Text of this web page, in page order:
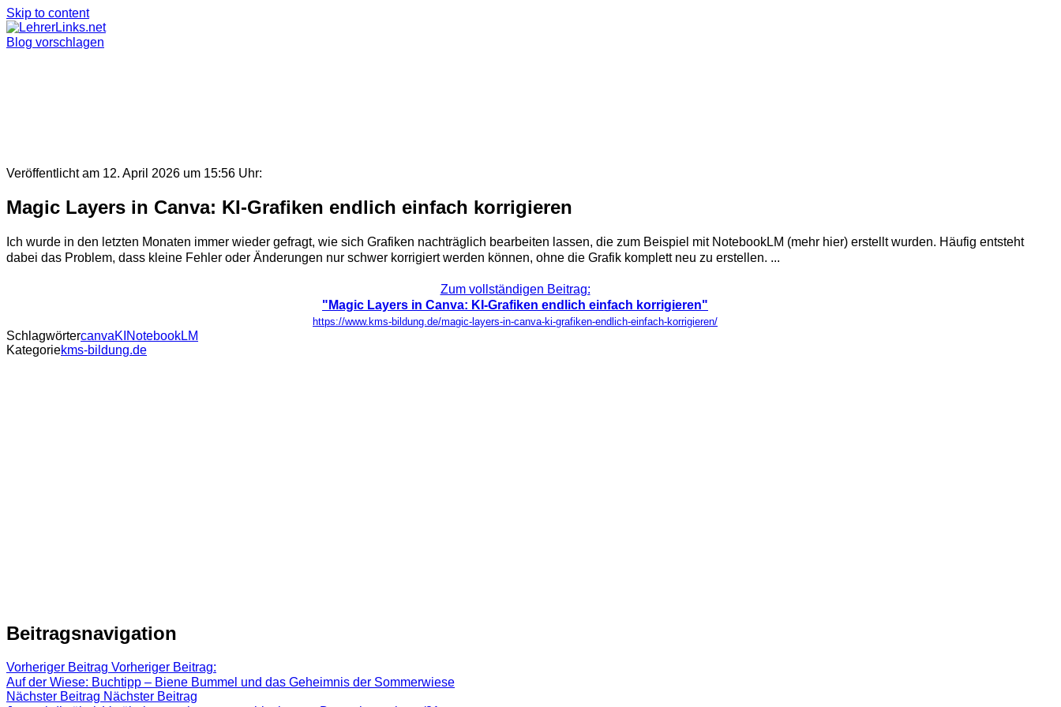
Skip to content
Blog vorschlagen
Veröffentlicht am 12. April 2026 um 15:56 Uhr:
Magic Layers in Canva: KI-Grafiken endlich einfach korrigieren
Ich wurde in den letzten Monaten immer wieder gefragt, wie sich Grafiken nachträglich bearbeiten lassen, die zum Beispiel mit NotebookLM (mehr hier) erstellt wurden. Häufig entsteht
dabei das Problem, dass kleine Fehler oder Änderungen nur schwer korrigiert werden können, ohne die Grafik komplett neu zu erstellen. ...
Zum vollständigen Beitrag:
"Magic Layers in Canva: KI-Grafiken endlich einfach korrigieren"
https://www.kms-bildung.de/magic-layers-in-canva-ki-grafiken-endlich-einfach-korrigieren/
SchlagwörtercanvaKI NotebookLM
Kategoriekms-bildung.de
Beitragsnavigation
Vorheriger Beitrag Vorheriger Beitrag:
Auf der Wiese: Buchtipp – Biene Bummel und das Geheimnis der Sommerwiese
Nächster Beitrag Nächster Beitrag